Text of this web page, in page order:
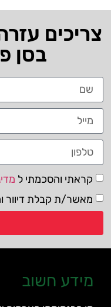
צריכים
בסן
קראתי והסכמתי ל
מאשר/ת קבלת דיוור
מידע חשוב